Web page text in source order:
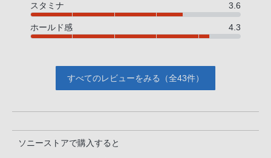
スタミナ 3.6
ホールド感 4.3
すべてのレビューをみる（全43件）
ソニーストアで購入すると